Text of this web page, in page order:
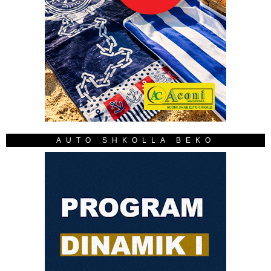
AUTO SHKOLLA BEKO